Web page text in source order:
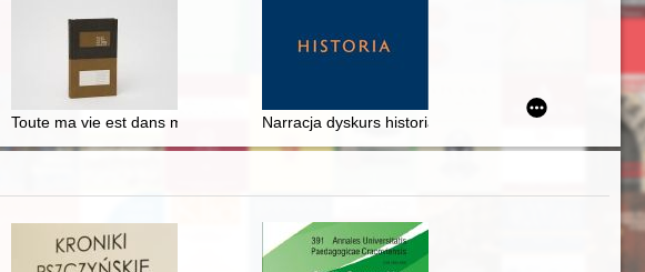
in the years 1923-1939
Toute ma vie est dans mon art : francuskie listy księcia Józefa Poniatowskiego w
Narracja dyskurs historia